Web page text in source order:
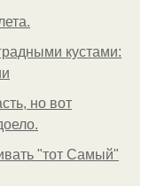
кустами:
но вот
"тот Самый"